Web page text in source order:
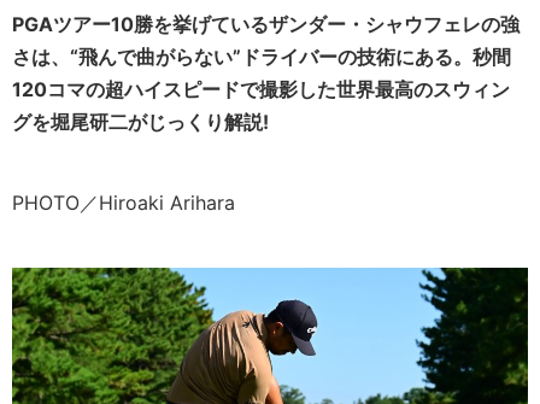
PGAツアー10勝を挙げているザンダー・シャウフェレの強
さは、“飛んで曲がらない”ドライバーの技術にある。秒間
120コマの超ハイスピードで撮影した世界最高のスウィン
グを堀尾研二がじっくり解説!
PHOTO／Hiroaki Arihara